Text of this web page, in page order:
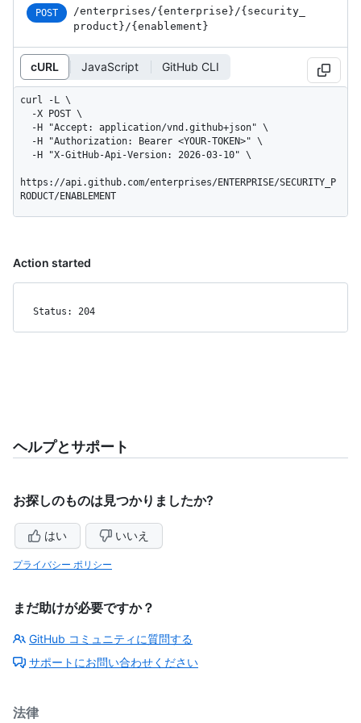
POST /enterprises /{enterprise} /{security_
product} /{enablement}
cURL JavaScript GitHub CLI
curl -L \
https://api.github.com/enterprises/ENTERPRISE/SECURITY_P
RODUCT/ENABLEMENT
Action started
Status: 204
ヘルプとサポート
お探しのものは見つかりましたか?
はい いいえ
プライバシー ポリシー
まだ助けが必要ですか？
GitHub コミュニティに質問する
サポートにお問い合わせください
法律